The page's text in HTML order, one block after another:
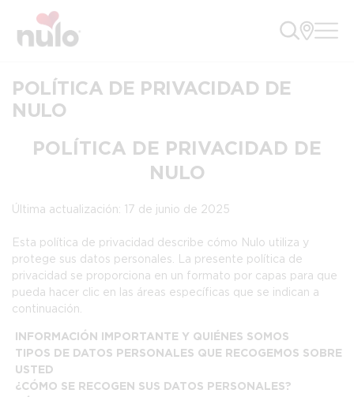
POLÍTICA DE PRIVACIDAD DE
NULO
POLÍTICA DE PRIVACIDAD DE
NULO
Última actualización: 17 de junio de 2025
Esta política de privacidad describe cómo Nulo utiliza y
protege sus datos personales. La presente política de
privacidad se proporciona en un formato por capas para que
pueda hacer clic en las áreas específicas que se indican a
continuación.
INFORMACIÓN IMPORTANTE Y QUIÉNES SOMOS
TIPOS DE DATOS PERSONALES QUE RECOGEMOS SOBRE
USTED
¿CÓMO SE RECOGEN SUS DATOS PERSONALES?